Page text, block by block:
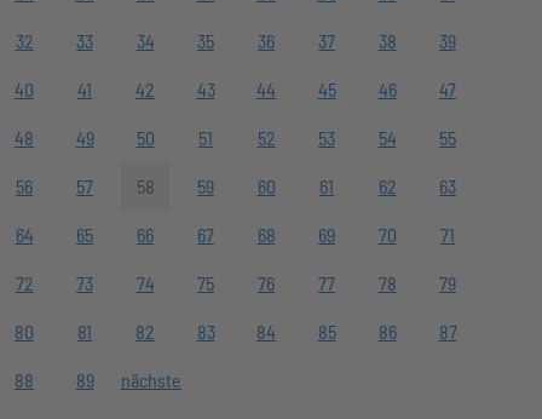
32 33 34 35 36 37 38 39
40 41 42 43 44 45 46 47
48 49 50 51 52 53 54 55
56 57 58 59 60 61 62 63
64 65 66 67 68 69 70 71
72 73 74 75 76 77 78 79
80 81 82 83 84 85 86 87
88 89 nächste